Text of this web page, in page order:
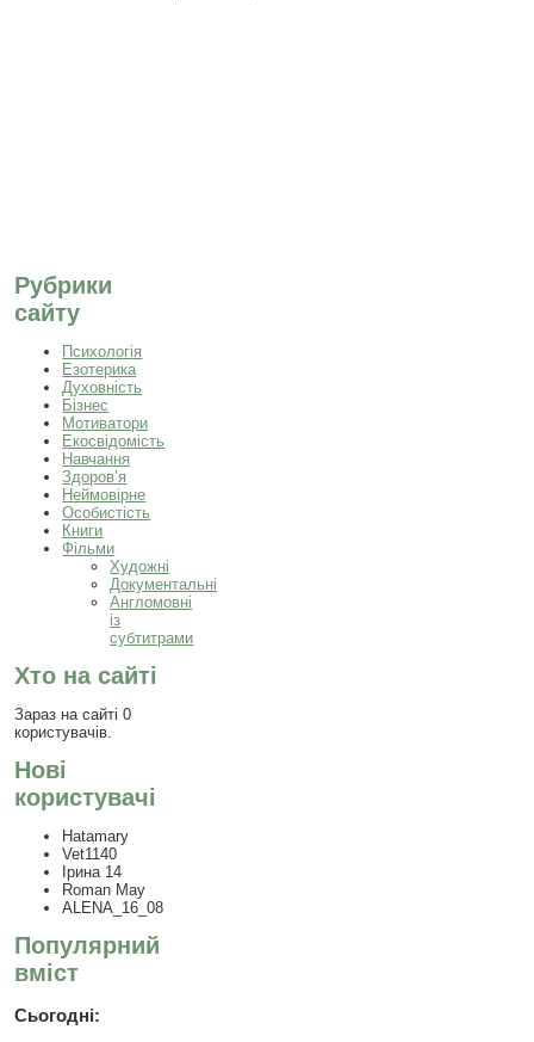
Рубрики
сайту
Психологія
Езотерика
Духовність
Бізнес
Мотиватори
Екосвідомість
Навчання
Здоров’я
Неймовірне
Особистість
Книги
Фільми
Художні
Документальні
Англомовні
із
субтитрами
Хто на сайті
Зараз на сайті 0
користувачів.
Нові
користувачі
Hatamary
Vet1140
Ірина 14
Roman May
ALENA_16_08
Популярний
вміст
Сьогодні: